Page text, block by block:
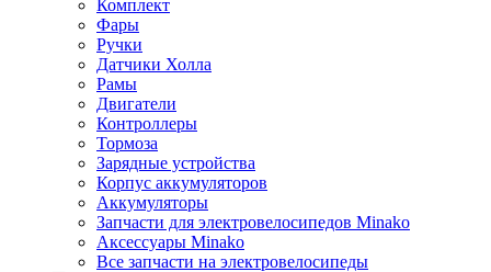
Комплект
Фары
Ручки
Датчики Холла
Рамы
Двигатели
Контроллеры
Тормоза
Зарядные устройства
Корпус аккумуляторов
Аккумуляторы
Запчасти для электровелосипедов Minako
Аксессуары Minako
Все запчасти на электровелосипеды